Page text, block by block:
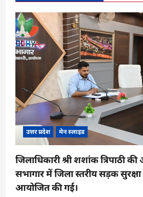
उत्तर प्रदेश मेन स्लाइड
जिलाधिकारी श्री शशांक त्रिपाठी
सभागार में जिला स्तरीय सड़क
आयोजित की गई।